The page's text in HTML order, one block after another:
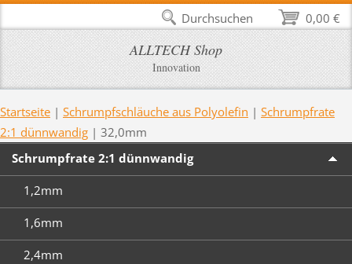
ALLTECH Shop
Innovation
Startseite | Schrumpfschläuche aus Polyolefin | Schrumpfrate
2:1 dünnwandig | 32,0mm
Schrumpfrate 2:1 dünnwandig
1,2mm
1,6mm
2,4mm
0,00 €
Durchsuchen